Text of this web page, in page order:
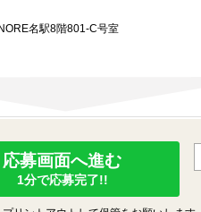
名駅8階801-C号室
応募画面へ進む
1分で応募完了!!